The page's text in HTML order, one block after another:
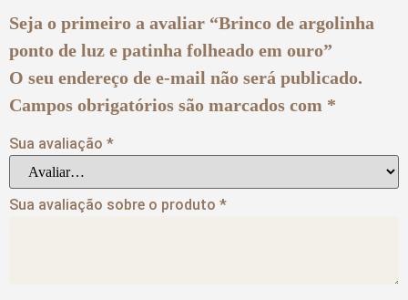
Seja o primeiro a avaliar “Brinco de argolinha
ponto de luz e patinha folheado em ouro”
O seu endereço de e-mail não será publicado.
Campos obrigatórios são marcados com *
Sua avaliação *
Sua avaliação sobre o produto *